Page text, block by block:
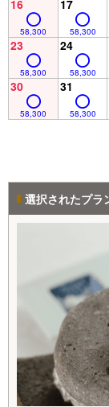
16
58,300
17
58,300
23
58,300
24
58,300
30
58,300
31
58,300
選択されたプラ